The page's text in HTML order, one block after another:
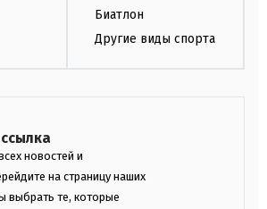
Биатлон
Другие виды спорта
новостей и
на страницу наших
выбрать те, которые